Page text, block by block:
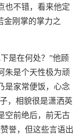
也不错，看来他定
金刚掌的掌力之
是在何处？”他顾
朱是个天性极为顽
是家常便饭，心念
，相貌很是潇洒英
空前绝后，前无古
誉，但这些言语出